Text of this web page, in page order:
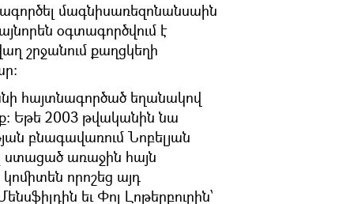
մագնիսառեզոնանսաին
օգտագործվում է
շրջանում քաղցկեղի
հայտնագործած եղանակով
Եթե 2003 թվականին նա
բնագավառում Նոբելյան
առաջին հայն
որոշեց այդ
եւ Փոլ Լոթերբուրին՝